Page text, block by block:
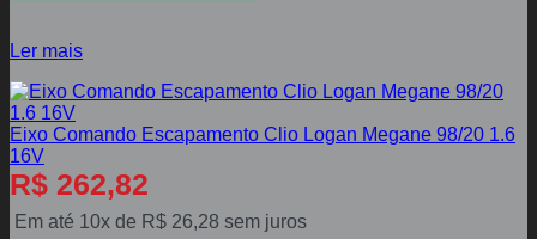
Ler mais
Eixo Comando Escapamento Clio Logan Megane 98/20 1.6
16V
R$ 262,82
Em até 10x de R$ 26,28 sem juros